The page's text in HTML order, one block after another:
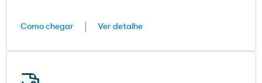
Como chegar Ver detalhe